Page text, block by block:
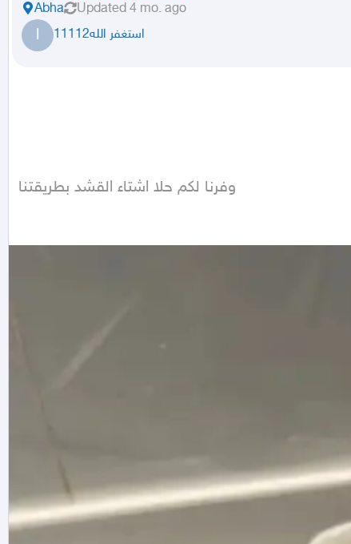
Abha Updated 4 mo. ago
ا استغفر الله11112
وفرنا لكم حلا اشتاء القشد بطريقتنا